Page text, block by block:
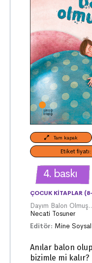
Tam kapak
Etiket fiyatı:
4. baskı
ÇOCUK KITAPLAR
Dayım Balon
Necati Tosuner
Editör: Mine Soysal
Anılar balon
bizimle mi kalır?